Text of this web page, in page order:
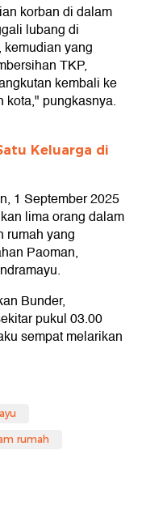
korban di dalam
lubang di
yang
TKP,
kembali ke
kota," pungkasnya.
Keluarga di
1 September 2025
lima orang dalam
rumah yang
Paoman,
Bunder,
pukul 03.00
sempat melarikan
rumah